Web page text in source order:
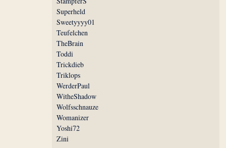
Superheld
Sweetyyyy01
Teufelchen
TheBrain
Toddi
Trickdieb
Triklops
WerderPaul
WitheShadow
Wolfsschnauze
Womanizer
Yoshi72
Zini